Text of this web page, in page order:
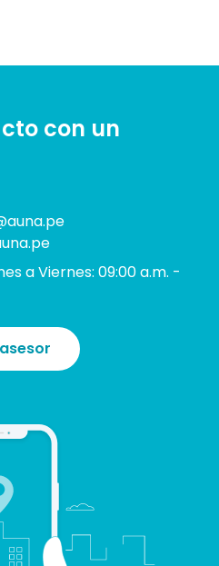
con un
a Viernes: 09:00 a.m. -